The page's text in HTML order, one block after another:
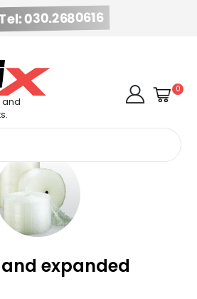
030.2680616
and
Search Cart
0
expanded